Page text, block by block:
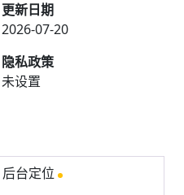
更新日期
2026-07-20
隐私政策
未设置
后台定位